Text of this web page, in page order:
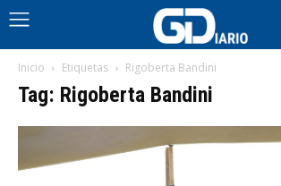
Inicio Etiquetas Rigoberta Bandini
Tag: Rigoberta Bandini